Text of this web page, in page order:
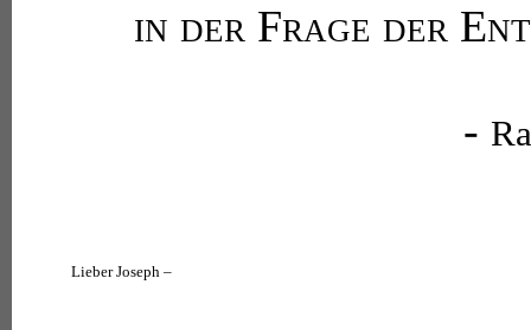
in der Frage der
-
Lieber Joseph –